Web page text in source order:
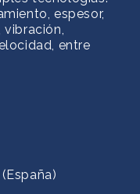
espesor,
vibración,
entre